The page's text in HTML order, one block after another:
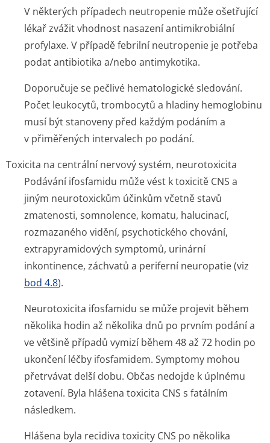
V některých případech neutropenie může ošetřující
lékař zvážit vhodnost nasazení antimikrobiální
profylaxe. V případě febrilní neutropenie je potřeba
podat antibiotika a/nebo antimykotika.
Doporučuje se pečlivé hematologické sledování.
Počet leukocytů, trombocytů a hladiny hemoglobinu
musí být stanoveny před každým podáním a
v přiměřených intervalech po podání.
Toxicita na centrální nervový systém, neurotoxicita
Podávání ifosfamidu může vést k toxicitě CNS a
jiným neurotoxickům účinkům včetně stavů
zmatenosti, somnolence, komatu, halucinací,
rozmazaného vidění, psychotického chování,
extrapyramidových symptomů, urinární
inkontinence, záchvatů a periferní neuropatie (viz
bod 4.8).
Neurotoxicita ifosfamidu se může projevit během
několika hodin až několika dnů po prvním podání a
ve většině případů vymizí během 48 až 72 hodin po
ukončení léčby ifosfamidem. Symptomy mohou
přetrvávat delší dobu. Občas nedojde k úplnému
zotavení. Byla hlášena toxicita CNS s fatálním
následkem.
Hlášena byla recidiva toxicity CNS po několika